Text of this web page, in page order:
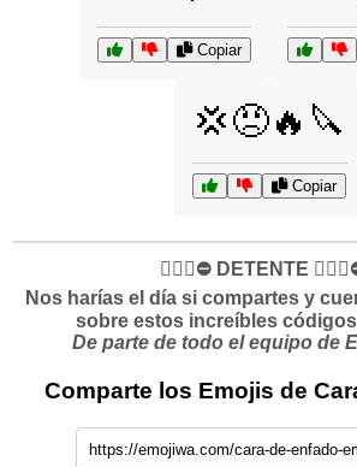
Copiar
💢😠🔥🔪
Copiar
✋🏻🛑⛔️ DETENTE
Nos harías el día si compartes y
sobre estos increíbles
De parte de todo el equipo de
Comparte los Emojis de